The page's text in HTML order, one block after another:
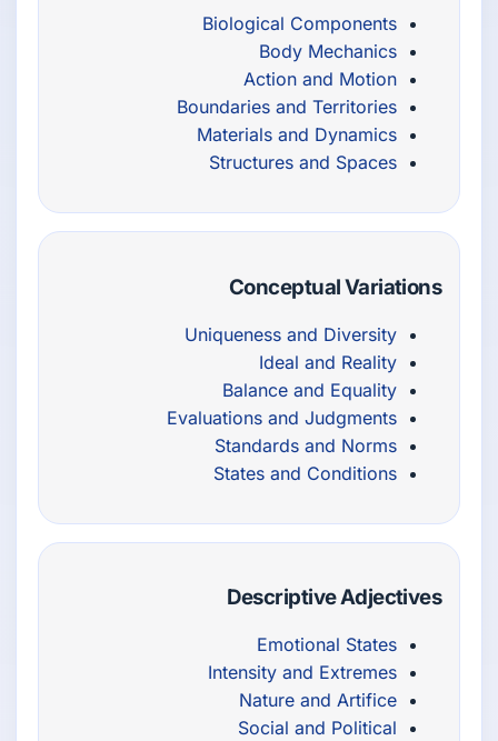
Biological Components
Body Mechanics
Action and Motion
Boundaries and Territories
Materials and Dynamics
Structures and Spaces
Conceptual Variations
Uniqueness and Diversity
Ideal and Reality
Balance and Equality
Evaluations and Judgments
Standards and Norms
States and Conditions
Descriptive Adjectives
Emotional States
Intensity and Extremes
Nature and Artifice
Social and Political